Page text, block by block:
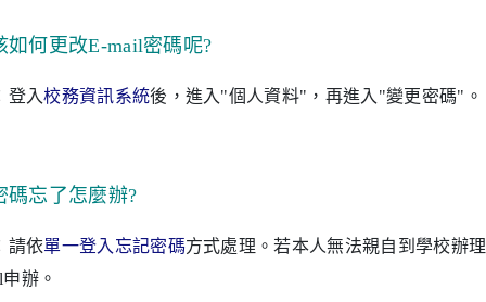
如何更改E-mail密碼呢?
登入校務資訊系統後，進入 "個人資料" ，再進入 "變更密碼" 。
碼忘了怎麼辦?
請依單一登入忘記密碼方式處理。若本人無法親自到學校辦
申辦。